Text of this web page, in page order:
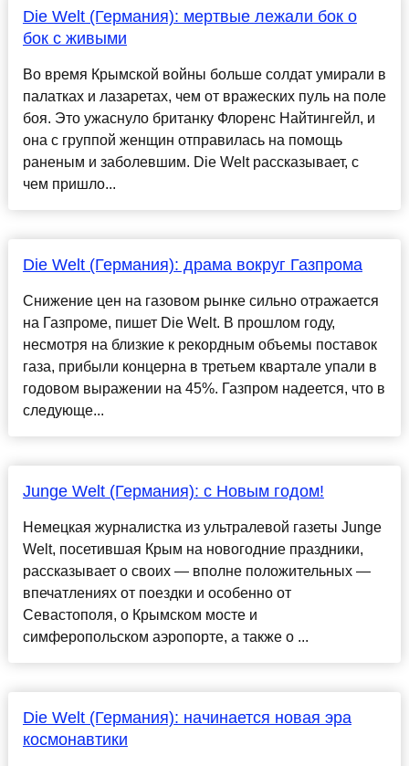
Die Welt (Германия): мертвые лежали бок о
бок с живыми
Во время Крымской войны больше солдат умирали в
палатках и лазаретах, чем от вражеских пуль на поле
боя. Это ужаснуло британку Флоренс Найтингейл, и
она с группой женщин отправилась на помощь
раненым и заболевшим. Die Welt рассказывает, с
чем пришло...
Die Welt (Германия): драма вокруг Газпрома
Снижение цен на газовом рынке сильно отражается
на Газпроме, пишет Die Welt. В прошлом году,
несмотря на близкие к рекордным объемы поставок
газа, прибыли концерна в третьем квартале упали в
годовом выражении на 45%. Газпром надеется, что в
следующе...
Junge Welt (Германия): с Новым годом!
Немецкая журналистка из ультралевой газеты Junge
Welt, посетившая Крым на новогодние праздники,
рассказывает о своих — вполне положительных —
впечатлениях от поездки и особенно от
Севастополя, о Крымском мосте и
симферопольском аэропорте, а также о ...
Die Welt (Германия): начинается новая эра
космонавтики